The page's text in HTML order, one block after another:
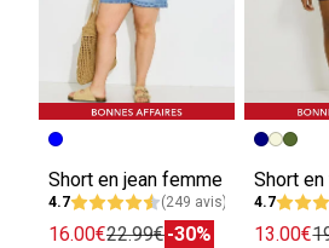
Short en jean femme
4.7 (249 avis)
16.00€22.99€-30%
4.7
13.00€